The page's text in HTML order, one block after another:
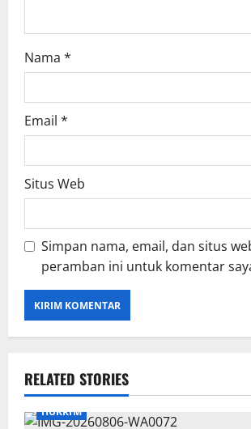
Nama *
Email *
Situs Web
Simpan nama, email, dan situs
peramban ini untuk komentar
RELATED STORIES
HUKRIM